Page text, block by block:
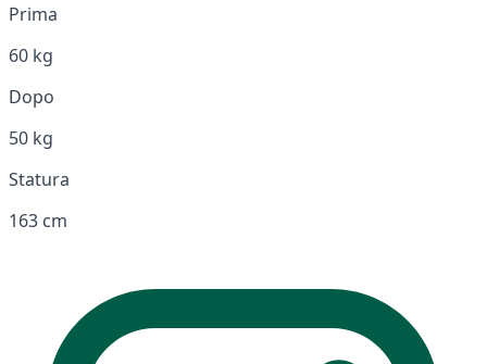
Prima
60 kg
Dopo
50 kg
Statura
163 cm